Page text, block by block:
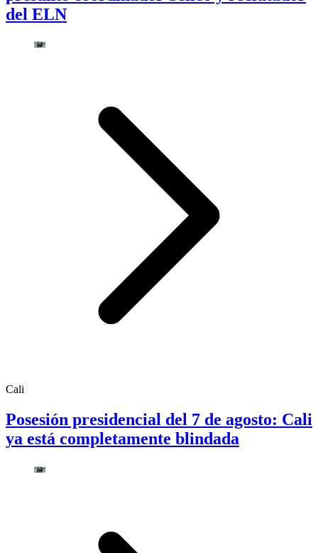
del ELN
Cali
Posesión presidencial del 7 de agosto: Cali
ya está completamente blindada